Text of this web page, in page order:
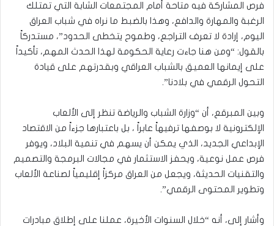
فرص المشاركة فيه متاحة أمام المجتمعات الشابة التي تمتلك
الرغبة والمهارة والدافع، وهذا بالضبط ما نراه في شباب العراق
اليوم، إرادة لا تعرف التراجع، وطموح يتخطى الحدود”، مستدركاً
بالقول: “ومن هنا جاءت رعاية الحكومة لهذا الحدث المهم، تأكيداً
على إيمانها العميق بالشباب العراقي وبقدرتهم على قيادة
التحول الرقمي في بلادنا”.
وبين المبرقع، أن “وزارة الشباب والرياضة تنظر إلى الألعاب
الإلكترونية لا بوصفها ترفيهاً عابراً ، بل باعتبارها جزءاً من الاقتصاد
الإبداعي الجديد، الذي يمكن أن يسهم في تنمية البلاد، ويوفر
فرص عمل نوعية، ويحفز الاستثمار في مجالات البرمجة والتصميم
والتقنيات الحديثة، ويجعل من العراق مركزاً إقليمياً لصناعة الألعاب
وتطوير المحتوى الرقمي”.
وأشار إلى، أنه “خلال السنوات الأخيرة، عملنا على إطلاق مبادرات